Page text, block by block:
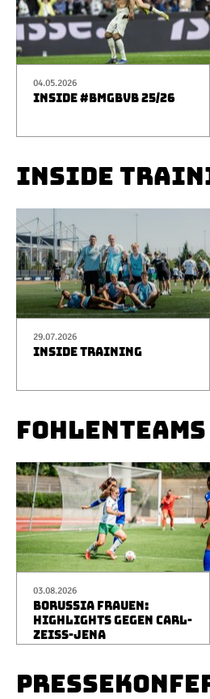
04.05.2026
INSIDE #BMGBVB 25/26
INSIDE
29.07.2026
INSIDE TRAINING
FOHLENTEAMS
03.08.2026
BORUSSIA FRAUEN:
HIGHLIGHTS GEGEN CARL-
ZEISS-JENA